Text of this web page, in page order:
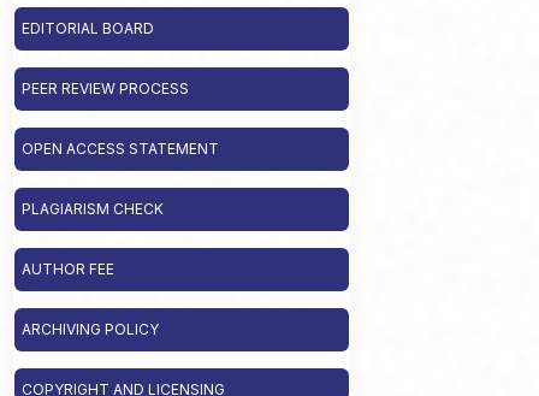
EDITORIAL BOARD
PEER REVIEW PROCESS
OPEN ACCESS STATEMENT
PLAGIARISM CHECK
AUTHOR FEE
ARCHIVING POLICY
COPYRIGHT AND LICENSING